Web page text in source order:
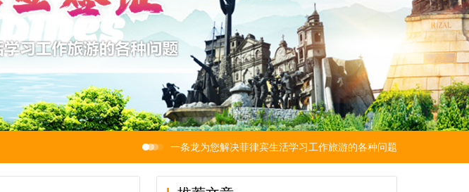
一条龙为您解决菲律宾生活学习工作旅游的各种问题